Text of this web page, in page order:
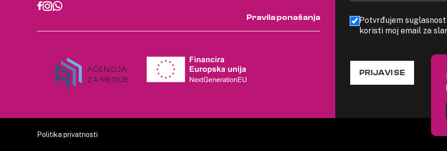
Pravila ponašanja
Potvrđujem
koristi moj email za
PRIJAVI SE
Politika privatnosti